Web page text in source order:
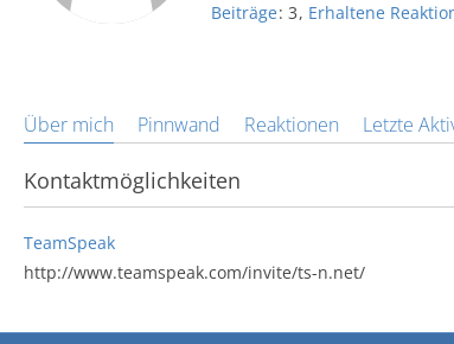
Beiträge 3 Erhaltene
Über mich Pinnwand Reaktionen Letzte
Kontaktmöglichkeiten
TeamSpeak
http://www.teamspeak.com/invite/ts-n.net/